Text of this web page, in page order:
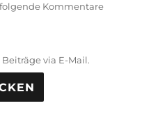
Kommentare
via E-Mail.